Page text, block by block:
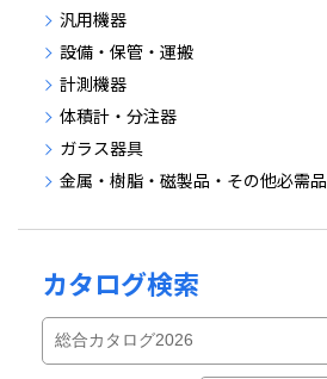
汎用機器
設備・保管・運搬
計測機器
体積計・分注器
ガラス器具
金属・樹脂・磁製品・その他必需品
カタログ検索